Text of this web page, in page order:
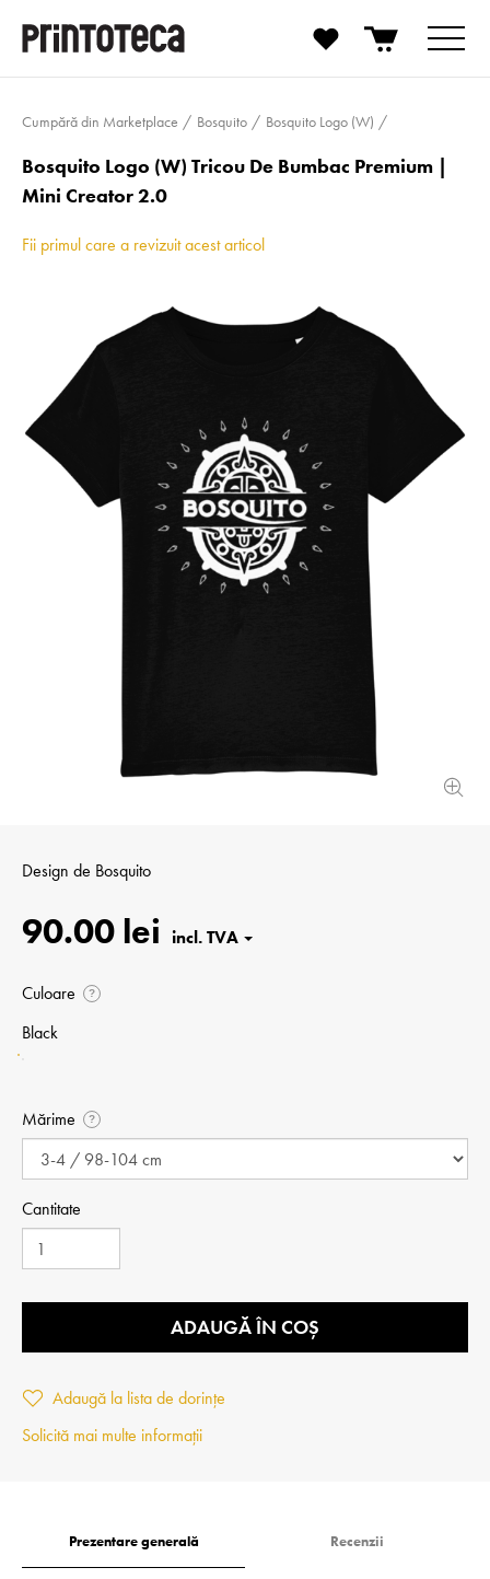
Cumpără din Marketplace Bosquito Bosquito Logo (W)
Bosquito Logo (W) Tricou De Bumbac Premium |
Mini Creator 2.0
Fii primul care a revizuit acest articol
Design de Bosquito
90.00 lei
Culoare ?
Black
Mărime ?
Cantitate
ADAUGĂ ÎN COȘ
Adaugă la lista de dorințe
Solicită mai multe informații
Prezentare generală Recenzii